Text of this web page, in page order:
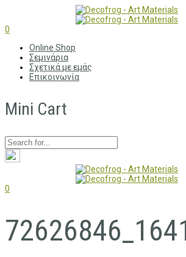
0
Online Shop
Σεμινάρια
Σχετικά με εμάς
Επικοινωνία
Mini Cart
0